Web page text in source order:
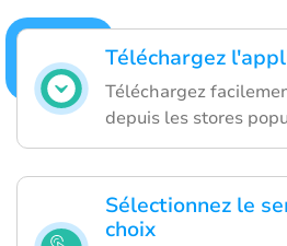
Téléchargez
Téléchargez
depuis les stores
Sélectionnez le
choix